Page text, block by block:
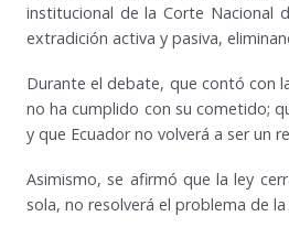
institucional de la Corte Nacional
extradición activa y pasiva,
Durante el debate, que contó con
no ha cumplido con su cometido;
y que Ecuador no volverá a ser un
Asimismo, se afirmó que la ley
sola, no resolverá el problema de